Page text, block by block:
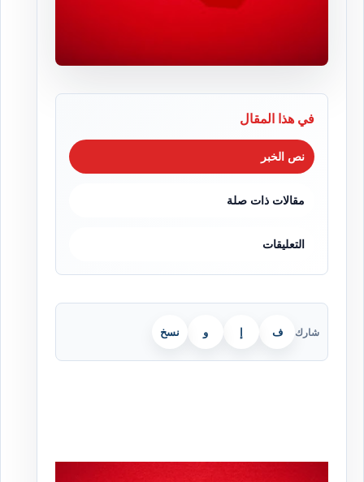
في هذا المقال
نص الخبر
مقالات ذات صلة
التعليقات
شارك ف إ و نسخ